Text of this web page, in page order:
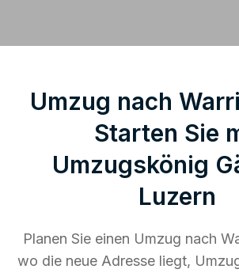
Umzug nach
Starten Sie
Umzugskönig
Luzern
Planen Sie einen Umzug nach
wo die neue Adresse liegt,